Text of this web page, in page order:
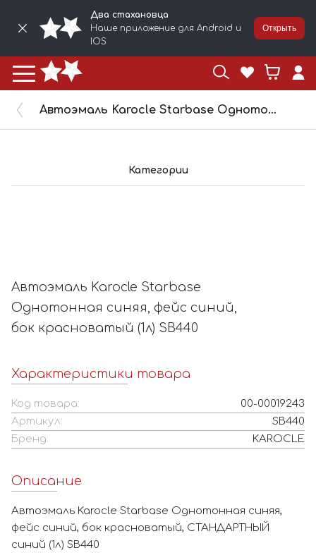
Два стахановца
Наше приложение для Android и
IOS
Открыть
Автоэмаль Karocle Starbase Однотонная синяя, фейс синий, бок красноватый (1л) SB440
Категории
Автоэмаль Karocle Starbase
Однотонная синяя, фейс синий,
бок красноватый (1л) SB440
Характеристики товара
Код товара:
00-00019243
Артикул:
SB440
Бренд:
KAROCLE
Описание
Автоэмаль Karocle Starbase Однотонная синяя,
фейс синий, бок красноватый, СТАНДАРТНЫЙ
синий (1л) SB440